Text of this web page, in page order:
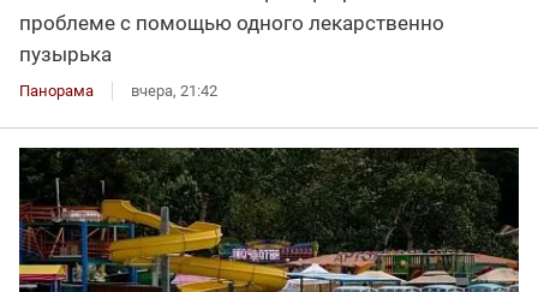
проблеме с помощью одного лекарственно
пузырька
Панорама вчера, 21:42